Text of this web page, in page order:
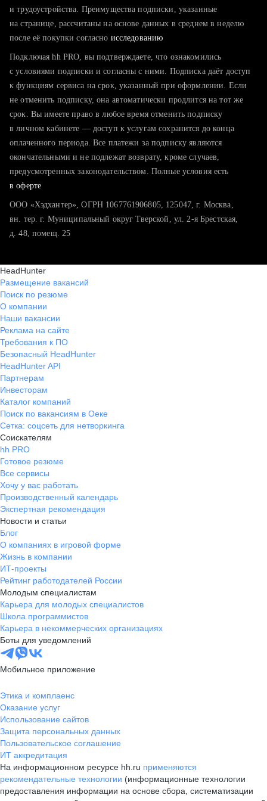
тратите много времени на поиск и вручную поднимаете
хотите сравнить себя с конкурентами и оценить шансы
и трудоустройства. Преимущества подписки, указанные
на странице, рассчитаны на основе данных в среднем в неделю
после её покупки согласно исследованию
Подключая hh PRO, вы подтверждаете, что ознакомились
с условиями подписки и согласны с ними. Подписка даёт доступ
к функциям сервиса на срок, указанный при оформлении. Если
не отменить подписку, она автоматически продлится на тот же
срок. Вы имеете право в любое время отменить подписку
в личном кабинете — доступ к услугам сохранится до конца
оплаченного периода. Все платежи за подписку являются
окончательными и не подлежат возврату, кроме случаев,
предусмотренных законодательством. Полные условия есть
в оферте
ООО «Хэдхантер», ОГРН 1067761906805, 125047, г. Москва,
вн. тер. г. Муниципальный округ Тверской, ул. 2-я Брестская,
д. 48, помещ. 25
HeadHunter
Размещение вакансий
Поиск по резюме
О компании
Наши вакансии
Реклама на сайте
Требования к ПО
Безопасный HeadHunter
HeadHunter API
Партнерам
Инвесторам
Каталог компаний
Поиск по вакансиям в Оеке
Сетка: соцсеть для нетворкинга
Соискателям
hh PRO
Готовое резюме
Все сервисы
Хочу у вас работать
Производственный календарь
Экспертная рекомендация
Новости и статьи
Блог
О компаниях в игровой форме
Жизнь в компании
ИТ-проекты
Рейтинг работодателей России
Молодым специалистам
Карьера для молодых специалистов
Школа программистов
Карьера в некоммерческих организациях
Боты для уведомлений
Мобильное приложение
Этика и комплаенс
Оказание услуг
Использование сайтов
Защита персональных данных
Пользовательское соглашение
ИТ аккредитация
На информационном ресурсе hh.ru применяются
рекомендательные технологии (информационные технологии
предоставления информации на основе сбора, систематизации